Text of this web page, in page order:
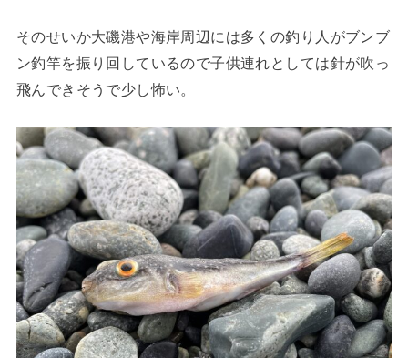
そのせいか大磯港や海岸周辺には多くの釣り人がブンブ
ン釣竿を振り回しているので子供連れとしては針が吹っ
飛んできそうで少し怖い。